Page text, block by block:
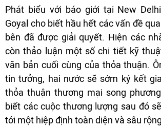
Phát biểu với báo giới tại New
Goyal cho biết hầu hết các vấn đề
bên đã được giải quyết. Hiện các
còn thảo luận một số chi tiết kỹ
văn bản cuối cùng của thỏa thuận.
tin tưởng, hai nước sẽ sớm ký kết
thỏa thuận thương mại song
biết các cuộc thương lượng sau đó
tới một hiệp định toàn diện và sâu